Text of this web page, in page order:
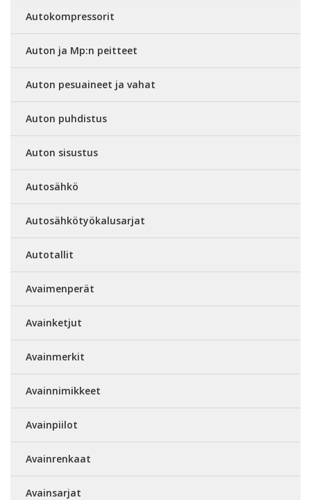
Autokompressorit
Auton ja Mp:n peitteet
Auton pesuaineet ja vahat
Auton puhdistus
Auton sisustus
Autosähkö
Autosähkötyökalusarjat
Autotallit
Avaimenperät
Avainketjut
Avainmerkit
Avainnimikkeet
Avainpiilot
Avainrenkaat
Avainsarjat